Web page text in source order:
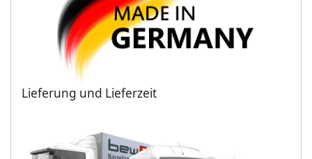
Lieferung und Lieferzeit